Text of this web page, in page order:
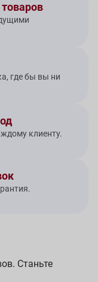
где бы вы ни
клиенту.
Станьте